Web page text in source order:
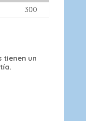
300
tienen un